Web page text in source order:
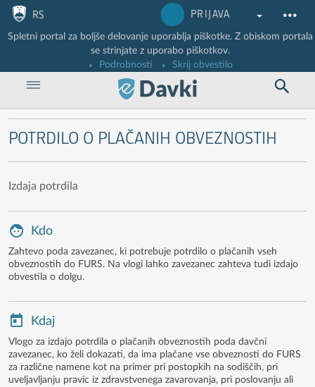
Nadaljuj na vsebino
Nadaljuj na vsebino zaprtega portala
RS PRIJAVA
Spletni portal za boljše delovanje uporablja piškotke. Z obiskom portala
se strinjate z uporabo piškotkov.
Podrobnosti
Skrij obvestilo
POTRDILO O PLAČANIH OBVEZNOSTIH
Izdaja potrdila
Kdo
Zahtevo poda zavezanec, ki potrebuje potrdilo o plačanih vseh
obveznostih do FURS. Na vlogi lahko zavezanec zahteva tudi izdajo
obvestila o dolgu.
Kdaj
Vlogo za izdajo potrdila o plačanih obveznostih poda davčni
zavezanec, ko želi dokazati, da ima plačane vse obveznosti do FURS
za različne namene kot na primer pri postopkih na sodiščih, pri
uveljavljanju pravic iz zdravstvenega zavarovanja, pri poslovanju ali